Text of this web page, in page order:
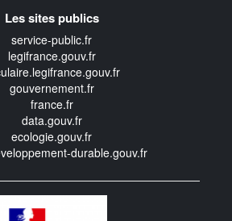
Les sites publics
service-public.fr
legifrance.gouv.fr
gouvernement.fr
france.fr
data.gouv.fr
ecologie.gouv.fr
durable.gouv.fr